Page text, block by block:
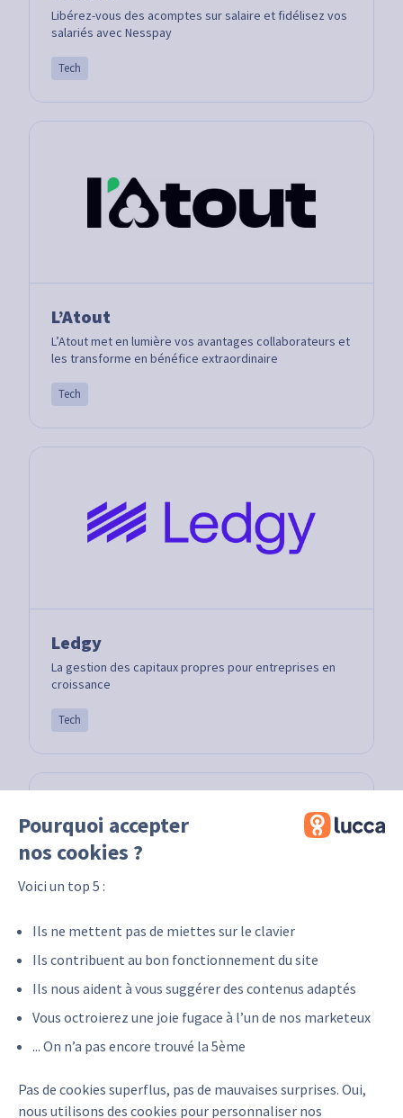
Pourquoi accepter
nos cookies ?
Voici un top 5 :
Ils ne mettent pas de miettes sur le clavier
Ils contribuent au bon fonctionnement du site
Ils nous aident à vous suggérer des contenus adaptés
Vous octroierez une joie fugace à l’un de nos marketeux
... On n’a pas encore trouvé la 5ème
Pas de cookies superflus, pas de mauvaises surprises. Oui,
nous utilisons des cookies pour personnaliser nos
Libérez-vous des acomptes sur salaire et fidélisez vos
salariés avec Nesspay
Tech
L’Atout
L’Atout met en lumière vos avantages collaborateurs et
les transforme en bénéfice extraordinaire
Tech
Ledgy
La gestion des capitaux propres pour entreprises en
croissance
Tech
Eukonomy
L’épargne salariale, simple, connectée et sans erreur